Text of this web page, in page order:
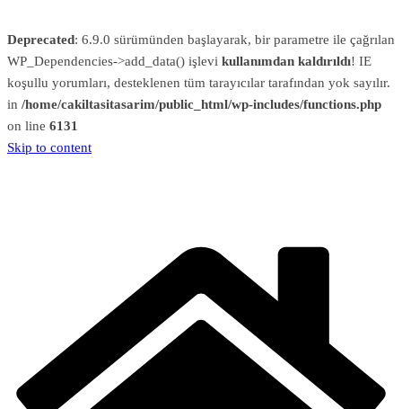
Deprecated: 6.9.0 sürümünden başlayarak, bir parametre ile çağrılan
WP_Dependencies->add_data() işlevi kullanımdan kaldırıldı! IE
koşullu yorumları, desteklenen tüm tarayıcılar tarafından yok sayılır.
in /home/cakiltasitasarim/public_html/wp-includes/functions.php
on line 6131
Skip to content